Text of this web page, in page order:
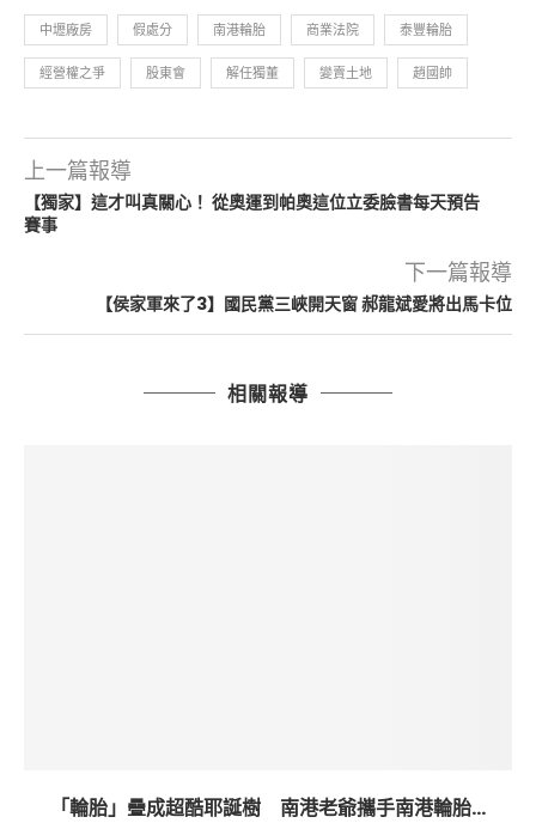
中壢廠房 假處分 南港輪胎 商業法院 泰豐輪胎
經營權之爭 股東會 解任獨董 變賣土地 趙國帥
上一篇報導
【獨家】這才叫真關心！ 從奧運到帕奧這位立委臉書每天預告
賽事
下一篇報導
【侯家軍來了3】國民黨三峽開天窗 郝龍斌愛將出馬卡位
相關報導
「輪胎」疊成超酷耶誕樹 南港老爺攜手南港輪胎...